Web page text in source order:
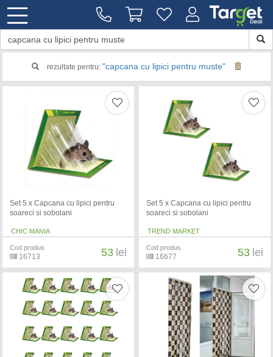
rezultate pentru: "capcana cu lipici pentru muste"
Set 5 x Capcana cu lipici pentru
soareci si sobolani
CHIC MANIA
Cod produs
16713 53 lei
Set 5 x Capcana cu lipici pentru
soareci si sobolani
TREND MARKET
Cod produs
16677 53 lei